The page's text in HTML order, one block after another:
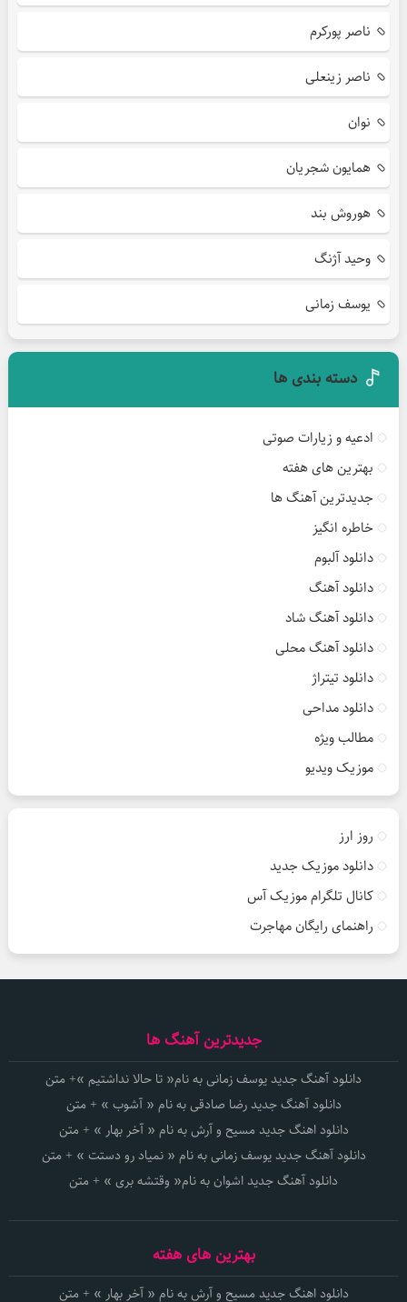
ناصر پورکرم
ناصر زینعلی
نوان
همایون شجریان
هوروش بند
وحید آژنگ
یوسف زمانی
دسته بندی ها
ادعیه و زیارات صوتی
بهترین های هفته
جدیدترین آهنگ ها
خاطره انگیز
دانلود آلبوم
دانلود آهنگ
دانلود آهنگ شاد
دانلود آهنگ محلی
دانلود تیتراژ
دانلود مداحی
مطالب ویژه
موزیک ویدیو
روز ارز
دانلود موزیک جدید
کانال تلگرام موزیک آس
راهنمای رایگان مهاجرت
جدیدترین آهنگ ها
دانلود آهنگ جدید یوسف زمانی به نام« تا حالا نداشتیم »+ متن
دانلود آهنگ جدید رضا صادقی به نام « آشوب » + متن
دانلود اهنگ جدید مسیح و آرش به نام « آخر بهار » + متن
دانلود آهنگ جدید یوسف زمانی به نام « نمیاد رو دستت » + متن
دانلود آهنگ جدید اشوان به نام« وقتشه بری » + متن
بهترین های هفته
دانلود اهنگ جدید مسیح و آرش به نام « آخر بهار » + متن